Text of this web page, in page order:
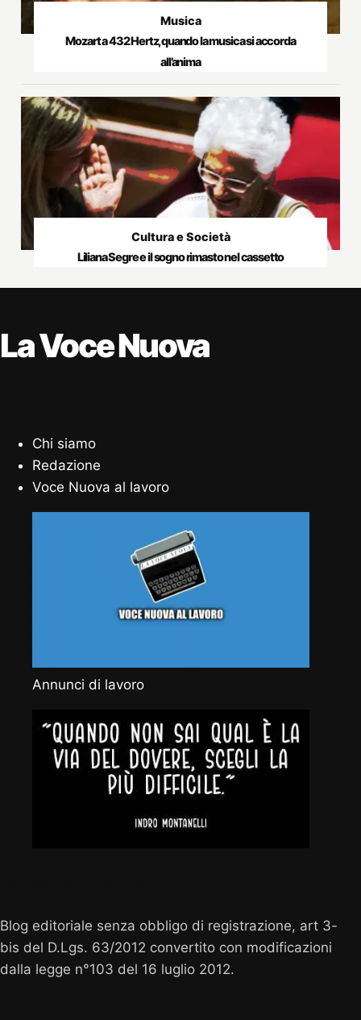
Musica
Mozart a 432 Hertz, quando la musica si accorda
all’anima
Cultura e Società
Liliana Segre e il sogno rimasto nel cassetto
La Voce Nuova
Chi siamo
Redazione
Voce Nuova al lavoro
Annunci di lavoro
Blog editoriale senza obbligo di registrazione, art 3-
bis del D.Lgs. 63/2012 convertito con modificazioni
dalla legge n°103 del 16 luglio 2012.